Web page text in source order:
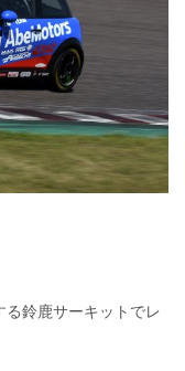
る鈴鹿サーキットでレ